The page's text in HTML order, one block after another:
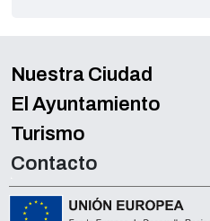
Nuestra Ciudad
El Ayuntamiento
Turismo
Contacto